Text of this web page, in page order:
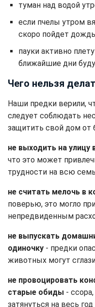
туман над водой
если пчелы утром
скоро пойдет дождь
пауки активно
ближайшие дни
Чего нельзя
Наши предки верили,
следует соблюдать
защитить свой дом от
не выходить на улицу
что это может
трудности на всю
не считать мелочь в
поверью, это могло
непредвиденным
не выпускать
одиночку - предки
животных могут
не провоцировать
старые обиды -
затянуться на весь